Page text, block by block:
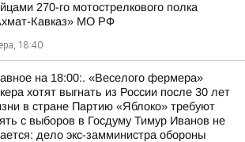
270-го мотострелкового полка
Кавказ» МО РФ
18:40
на 18:00:. «Веселого фермера»
хотят выгнать из России после 30 лет
в стране Партию «Яблоко» требуют
с выборов в Госдуму Тимур Иванов не
дело экс-замминистра обороны